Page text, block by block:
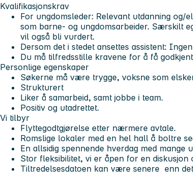
Kvalifikasjonskrav
For ungdomsleder: Relevant utdanning
som barne- og ungdomsarbeider. Særskilt
vil også bli vurdert.
Dersom det i stedet ansettes assistent:
Du må tilfredsstille kravene for å få
Personlige egenskaper
Søkerne må være trygge, voksne som
Strukturert
Liker å samarbeid, samt jobbe i team.
Positiv og utadrettet.
Vi tilbyr
Flyttegodtgjørelse etter nærmere avtale.
Romslige lokaler med en hel hall å boltre
En allsidig spennende hverdag med mange
Stor fleksibilitet, vi er åpen for en diskusjon
Tiltredelsesdatoen kan være senere enn